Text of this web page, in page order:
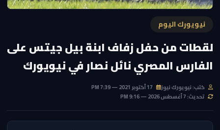
نيويورك اليوم
لقطات من حفل زفاف ابنة بيل جيتس على
الفارس المصري نائل نصار في نيويورك
كتب: نيويورك نيوز
تحديث: 7 أغسطس 2026 — 9:16 PM